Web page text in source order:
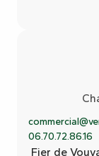
06.70.72.86.16
Fier de